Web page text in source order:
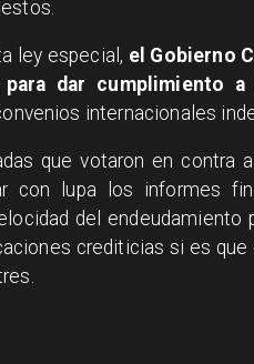
ley especial, el Gobierno
para dar cumplimiento
internacionales
que votaron en contra
con lupa los informes
del
crediticias si es